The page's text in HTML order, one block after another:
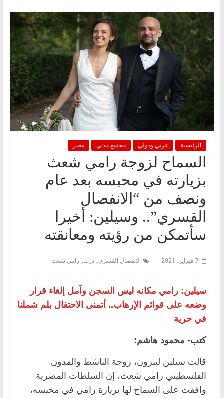
الرئيسية عربي ودولي مجتمع مدني مصر
السماح لزوجة رامي شعث
بزيارته في محبسه بعد عام
ونصف من “الانفصال
القسري”.. وسيلين: أخيرا
سأتمكن من رؤيته ومعانقته
7 فبراير، 2021 الانفصال القسري, درب, رامي شعث
سيلين: رامي مكانه ليس السجن وآمل إلغاء قرار
وضعه على قوائم الإرهاب.. أتمنى الاحتفال بلم شملنا
في حرية
كتب- محمود هاشم:
قالت سيلين ليبرون، زوجة الناشط والمدون
الفلسطيني رامي شعث، إن السلطات المصرية
وافقت على السماح لها بزيارة رامي في محبسه،